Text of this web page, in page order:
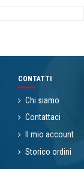
CONTATTI
Chi siamo
Contattaci
Il mio account
Storico ordini